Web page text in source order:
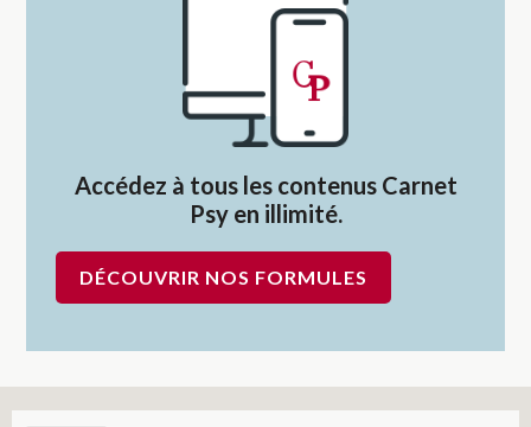
Accédez à tous les contenus Carnet
Psy en illimité.
DÉCOUVRIR NOS FORMULES